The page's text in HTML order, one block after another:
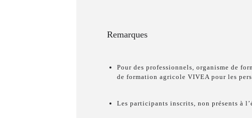
Remarques
Pour des professionnels, organisme de
de formation agricole VIVEA pour les
Les participants inscrits, non présents à